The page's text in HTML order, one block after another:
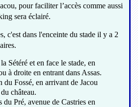
pour faciliter l’accès comme aussi
sera éclairé.
c'est dans l'enceinte du stade il y a 2
Sétéré et en face le stade, en
à droite en entrant dans Assas.
du Fossé, en arrivant de Jacou
château.
du Pré, avenue de Castries en